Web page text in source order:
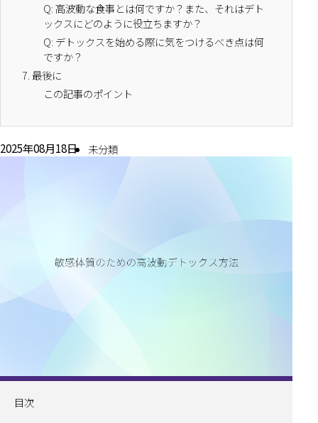
Q: 高波動な食事とは何ですか？また、それはデト
ックスにどのように役立ちますか？
Q: デトックスを始める際に気をつけるべき点は何
ですか？
7.最後に
この記事のポイント
2025年08月18日 未分類
目次